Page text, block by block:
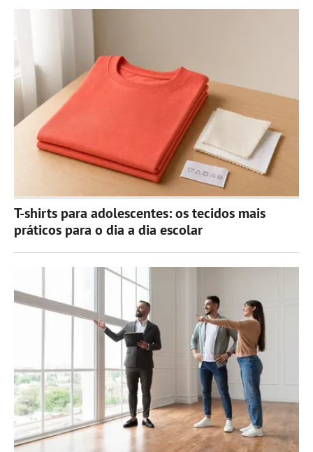
T-shirts para adolescentes: os tecidos mais
práticos para o dia a dia escolar